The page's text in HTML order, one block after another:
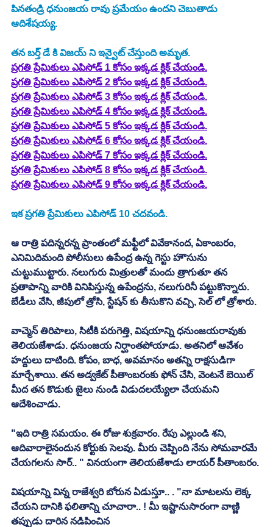
పినతండ్రి ధనుంజయ రావు ప్రమేయం ఉందని చెబుతాడు
ఆదిశేషయ్య.
తన బర్త్ డే కి విజయ్ ని ఇన్వైట్ చేస్తుంది అమృత.
ప్రగతి ప్రేమికులు ఎపిసోడ్ 1 కోసం ఇక్కడ క్లిక్ చేయండి.
ప్రగతి ప్రేమికులు ఎపిసోడ్ 2 కోసం ఇక్కడ క్లిక్ చేయండి.
ప్రగతి ప్రేమికులు ఎపిసోడ్ 3 కోసం ఇక్కడ క్లిక్ చేయండి.
ప్రగతి ప్రేమికులు ఎపిసోడ్ 4 కోసం ఇక్కడ క్లిక్ చేయండి.
ప్రగతి ప్రేమికులు ఎపిసోడ్ 5 కోసం ఇక్కడ క్లిక్ చేయండి.
ప్రగతి ప్రేమికులు ఎపిసోడ్ 6 కోసం ఇక్కడ క్లిక్ చేయండి.
ప్రగతి ప్రేమికులు ఎపిసోడ్ 7 కోసం ఇక్కడ క్లిక్ చేయండి.
ప్రగతి ప్రేమికులు ఎపిసోడ్ 8 కోసం ఇక్కడ క్లిక్ చేయండి.
ప్రగతి ప్రేమికులు ఎపిసోడ్ 9 కోసం ఇక్కడ క్లిక్ చేయండి.
ఇక ప్రగతి ప్రేమికులు ఎపిసోడ్ 10 చదవండి.
ఆ రాత్రి పదిన్నరన్న ప్రాంతంలో మఫ్టీలో వివేకానంద, ఏకాంబరం,
ఎనిమిదిమంది పోలీసులు ఉపేంద్ర ఉన్న గెస్టు హౌసును
చుట్టుముట్టారు. నలుగురు మిత్రులతో మందు త్రాగుతూ తన
ప్రతాపాన్ని వారికి వినిపిస్తున్న ఉపేంద్రను, నలుగురినీ పట్టుకొన్నారు.
బేడీలు వేసి, జీపులో త్రోసి, స్టేషన్ కు తీసుకొని వచ్చి, సెల్ లో త్రోశారు.
వాచ్మెన్ తిరిపాలు, సిటీకి పరుగెత్తి, విషయాన్ని ధనుంజయరావుకు
తెలియజేశాడు. ధనుంజయ నిర్ఘాంతపోయాడు. అతనిలో ఆవేశం
హద్దులు దాటింది. కోపం, బాధ, అవమానం అతన్ని రాక్షసుడిగా
మార్చేశాయి. తన అడ్వకేట్ పీతాంబరంకు ఫోన్ చేసి, వెంటనే బెయిల్
మీద తన కొడుకు జైలు నుండి విడుదలయ్యేలా చేయమని
ఆదేశించాడు.
"ఇది రాత్రి సమయం. ఈ రోజు శుక్రవారం. రేపు ఎల్లుండి శని,
ఆదివారాలైనందున కోర్టుకు సెలవు. మీరు చెప్పింది నేను సోమవారమే
చేయగలను సార్.. " వినయంగా తెలియజేశాడు లాయర్ పీతాంబరం.
విషయాన్ని విన్న రాజేశ్వరి బోరున ఏడుస్తూ.. . "నా మాటలను లెక్క
చేయని దానికి ఫలితాన్ని చూచారా.. ! మీ ఇష్టానుసారంగా వాణ్ణి
తప్పుడు దారిన నడిపించిన